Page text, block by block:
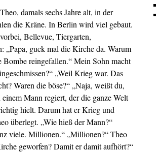
damals sechs Jahre alt, in der
die Kräne. In Berlin wird viel gebaut.
Bellevue, Tiergarten,
guck mal die Kirche da. Warum
Bombe reingefallen.“ Mein Sohn macht
„Weil Krieg war. Das
Waren die böse?“ „Naja, weißt du,
Mann regiert, der die ganze Welt
hielt. Darum hat er Krieg und
überlegt. „Wie hieß der Mann?“
viele. Millionen.“ „Millionen?“ Theo
geworfen? Damit er damit aufhört?“